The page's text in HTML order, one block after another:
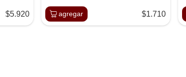
$5.920 agregar $1.710